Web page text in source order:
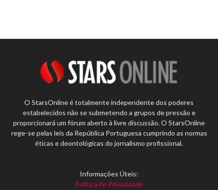
O StarsOnline é totalmente independente dos poderes
estabelecidos não se submetendo a grupos de pressão e
proporcionará um fórum aberto à livre discussão. O StarsOnline
rege-se pelas leis da República Portuguesa cumprindo as normas
éticas e deontológicas do jornalismo profissional.
Informações Úteis:
Política de Privacidade